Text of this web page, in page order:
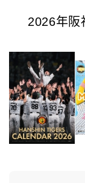
2026年阪